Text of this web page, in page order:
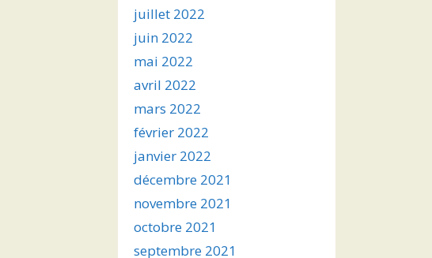
juillet 2022
juin 2022
mai 2022
avril 2022
mars 2022
février 2022
janvier 2022
décembre 2021
novembre 2021
octobre 2021
septembre 2021